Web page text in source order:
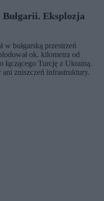
Eksplozja
w bułgarską przestrzeń
ok. kilometra od
łączącego Turcję z Ukrainą.
zniszczeń infrastruktury.